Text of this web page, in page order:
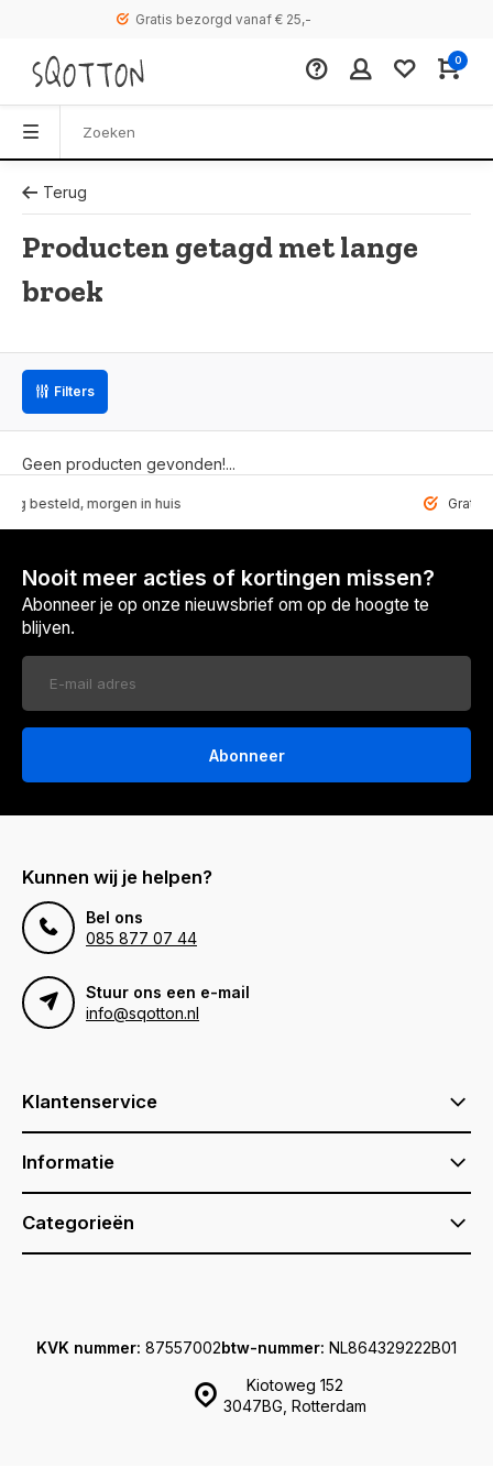
Gratis bezorgd vanaf € 25,-
0
Terug
Producten getagd met lange
broek
Filters
Geen producten gevonden!...
morgen in huis Gratis
Nooit meer acties of kortingen missen?
Abonneer je op onze nieuwsbrief om op de hoogte te
blijven.
Abonneer
Kunnen wij je helpen?
Bel ons
085 877 07 44
Stuur ons een e-mail
info@sqotton.nl
Klantenservice
Informatie
Categorieën
Kiotoweg 152
3047BG, Rotterdam
KVK nummer: 87557002btw-nummer: NL864329222B01